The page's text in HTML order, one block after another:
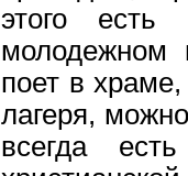
этого
молодежном
поет в
лагеря,
всегда